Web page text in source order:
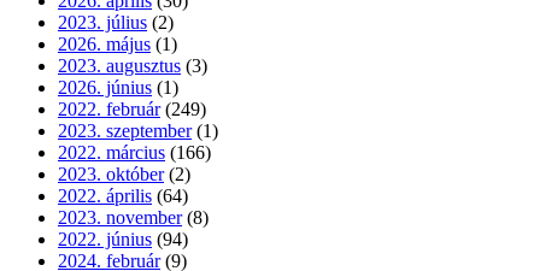
2023. július (2)
2026. május (1)
2023. augusztus (3)
2026. június (1)
2022. február (249)
2023. szeptember (1)
2022. március (166)
2023. október (2)
2022. április (64)
2023. november (8)
2022. június (94)
2024. február (9)